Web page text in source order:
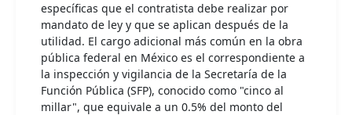
específicas que el contratista debe realizar por
mandato de ley y que se aplican después de la
utilidad. El cargo adicional más común en la obra
pública federal en México es el correspondiente a
la inspección y vigilancia de la Secretaría de la
Función Pública (SFP), conocido como "cinco al
millar", que equivale a un 0.5% del monto del